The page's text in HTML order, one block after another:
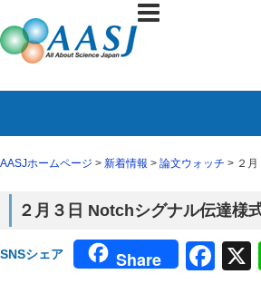
AASJホームページ > 新着情報 > 論文ウォッチ > ２
２月３日 Notchシグナル伝達様
SNSシェア Share